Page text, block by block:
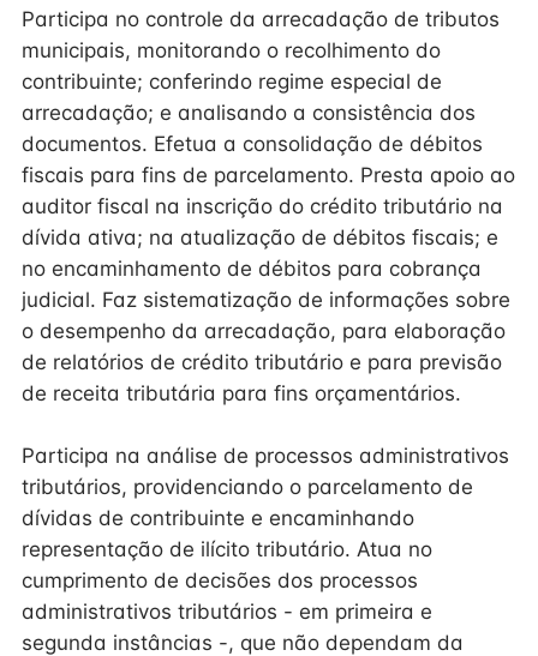
Participa no controle da arrecadação de tributos
municipais, monitorando o recolhimento do
contribuinte; conferindo regime especial de
arrecadação; e analisando a consistência dos
documentos. Efetua a consolidação de débitos
fiscais para fins de parcelamento. Presta apoio ao
auditor fiscal na inscrição do crédito tributário na
dívida ativa; na atualização de débitos fiscais; e
no encaminhamento de débitos para cobrança
judicial. Faz sistematização de informações sobre
o desempenho da arrecadação, para elaboração
de relatórios de crédito tributário e para previsão
de receita tributária para fins orçamentários.
Participa na análise de processos administrativos
tributários, providenciando o parcelamento de
dívidas de contribuinte e encaminhando
representação de ilícito tributário. Atua no
cumprimento de decisões dos processos
administrativos tributários - em primeira e
segunda instâncias -, que não dependam da